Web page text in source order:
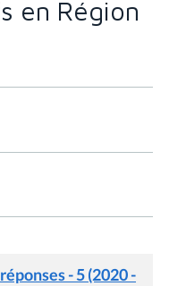
en Région
- 5 (2020 -